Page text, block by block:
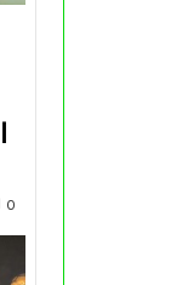
0